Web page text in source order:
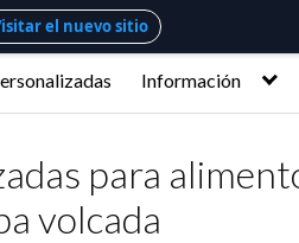
Información
para
volcada
el nuevo sitio